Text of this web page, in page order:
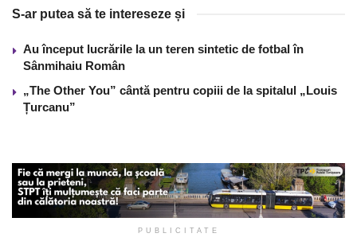
S-ar putea să te intereseze și
Au început lucrările la un teren sintetic de fotbal în
Sânmihaiu Român
„The Other You” cântă pentru copiii de la spitalul „Louis
Țurcanu”
PUBLICITATE